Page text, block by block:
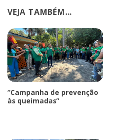
VEJA TAMBÉM...
“Campanha de prevenção
às queimadas”